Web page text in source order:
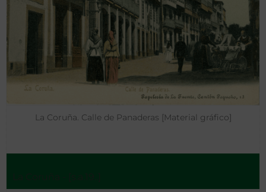
La Coruña. Calle de Panaderas [Material gráfico]